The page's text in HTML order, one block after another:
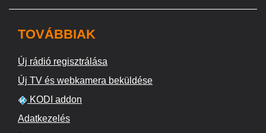
TOVÁBBIAK
Új rádió regisztrálása
Új TV és webkamera beküldése
KODI addon
Adatkezelés